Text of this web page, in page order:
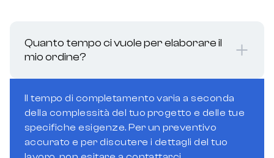
Quanto tempo ci vuole per elaborare il
mio ordine?
Il tempo di completamento varia a seconda
della complessità del tuo progetto e delle tue
specifiche esigenze. Per un preventivo
accurato e per discutere i dettagli del tuo